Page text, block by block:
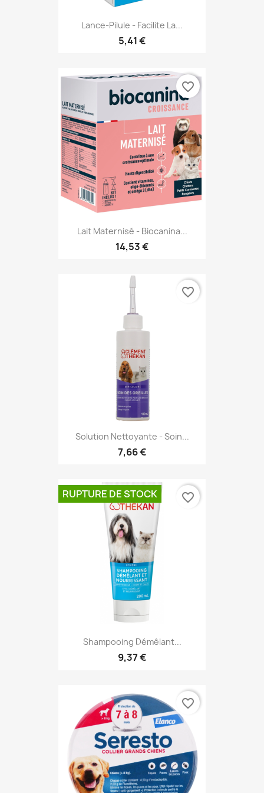
Lance-Pilule - Facilite La...
5,41 €
Lait Maternisé - Biocanina...
14,53 €
favorite_border
Solution Nettoyante - Soin...
7,66 €
favorite_border
Shampooing Démêlant...
9,37 €
RUPTURE DE STOCK favorite_border
favorite_border